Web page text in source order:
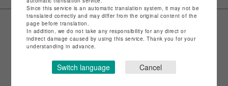
Since this service is an automatic translation system, it may not be
translated correctly and may differ from the original content of the
page before translation.
In addition, we do not take any responsibility for any direct or
indirect damage caused by using this service. Thank you for your
understanding in advance.
Switch language Cancel